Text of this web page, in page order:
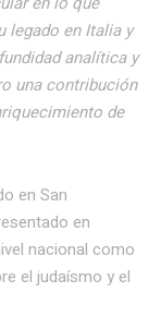
legado en Italia y
analítica y
una contribución
de
en San
en
nacional como
el judaísmo y el